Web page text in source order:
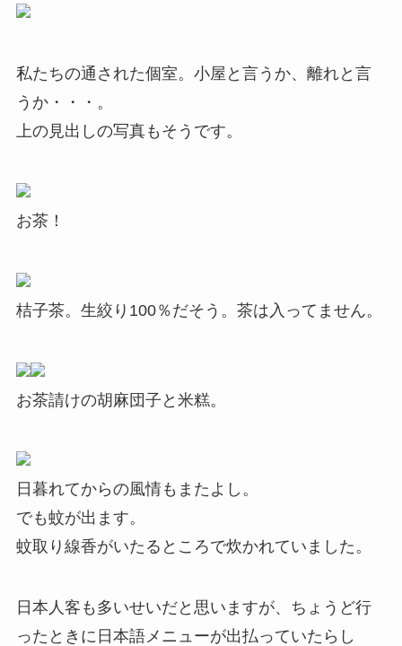
私たちの通された個室。小屋と言うか、離れと言
うか・・・。
上の見出しの写真もそうです。
お茶！
桔子茶。生絞り100％だそう。茶は入ってません。
お茶請けの胡麻団子と米糕。
日暮れてからの風情もまたよし。
でも蚊が出ます。
蚊取り線香がいたるところで炊かれていました。
日本人客も多いせいだと思いますが、ちょうど行
ったときに日本語メニューが出払っていたらし